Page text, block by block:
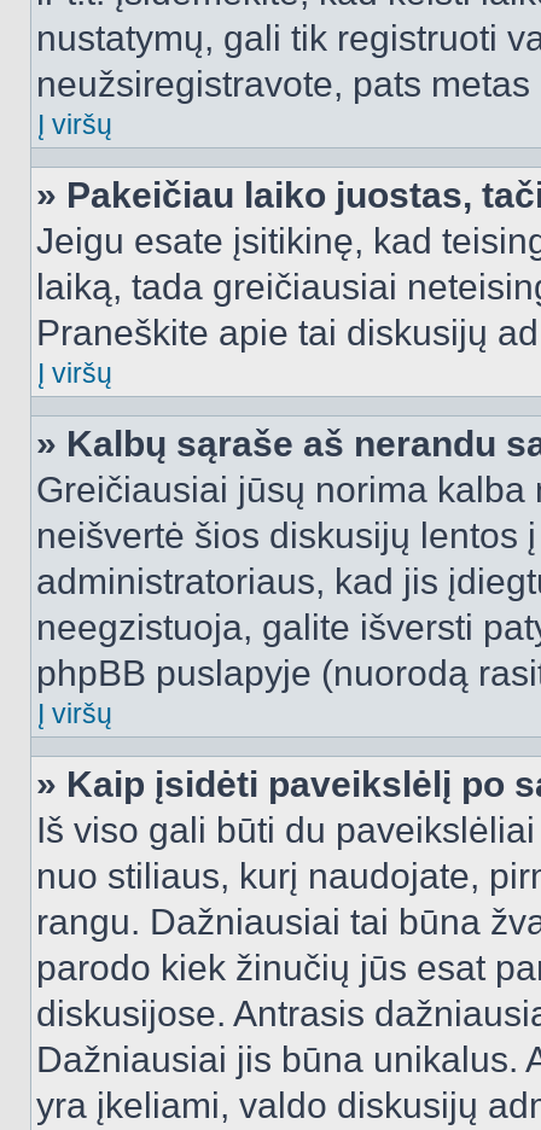
nustatymų, gali tik registruoti
neužsiregistravote, pats
Į viršų
» Pakeičiau laiko juostas,
Jeigu esate įsitikinę, kad
laiką, tada greičiausiai
Praneškite apie tai diskusijų
Į viršų
» Kalbų sąraše aš nerandu
Greičiausiai jūsų norima
neišvertė šios diskusijų lentos
administratoriaus, kad jis
neegzistuoja, galite išversti
phpBB puslapyje (nuorodą
Į viršų
» Kaip įsidėti paveikslėlį po
Iš viso gali būti du
nuo stiliaus, kurį naudojate,
rangu. Dažniausiai tai būna
parodo kiek žinučių jūs esat
diskusijose. Antrasis
Dažniausiai jis būna unikalus.
yra įkeliami, valdo diskusijų